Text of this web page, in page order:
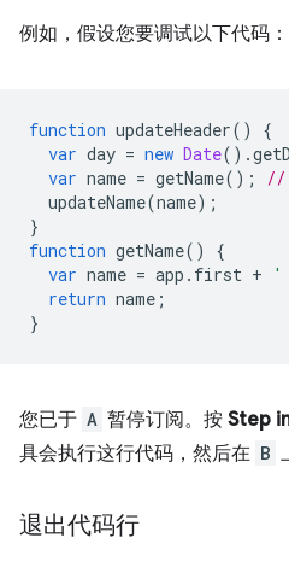
例如，假设您要调试以下代码：
function updateHeader()
{
var day = new Date().
var name = getName();
//
updateName(name);
}
function getName()
{
var name = app . first + '
return name ;
}
您已于 A 暂停订阅。按 Step
具会执行这行代码，然后在 B
退出代码行